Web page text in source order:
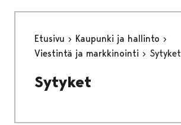
Etusivu
Kaupunki ja hallinto
Viestintä ja markkinointi
Sytyket
Sytyket